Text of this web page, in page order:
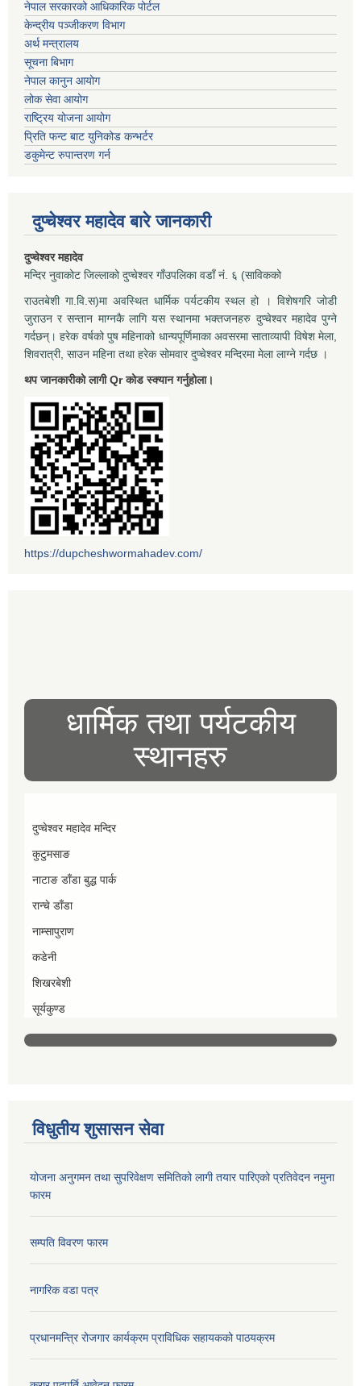
नेपाल सरकारको आधिकारिक पोर्टल
केन्द्रीय पञ्जीकरण विभाग
अर्थ मन्त्रालय
सूचना बिभाग
नेपाल कानुन आयोग
लोक सेवा आयोग
राष्ट्रिय योजना आयोग
प्रिति फन्ट बाट युनिकोड कन्भर्टर
डकुमेन्ट रुपान्तरण गर्न
दुप्चेश्वर महादेव बारे जानकारी
दुप्चेश्वर महादेव
मन्दिर नुवाकोट जिल्लाको दुप्चेश्वर गाँउपलिका वडाँ नं. ६ (साविकको
राउतबेशी गा.वि.स)मा अवस्थित धार्मिक पर्यटकीय स्थल हो । विशेषगरि जोडी
जुराउन र सन्तान माग्नकै लागि यस स्थानमा भक्तजनहरु दुप्चेश्वर महादेव पुग्ने
गर्दछन्। हरेक वर्षको पुष महिनाको धान्यपूर्णिमाका अवसरमा साताव्यापी विषेश मेला,
शिवरात्री, साउन महिना तथा हरेक सोमवार दुप्चेश्वर मन्दिरमा मेला लाग्ने गर्दछ ।
थप जानकारीको लागी Qr कोड स्क्यान गर्नुहोला।
https://dupcheshwormahadev.com/
धार्मिक तथा पर्यटकीय
स्थानहरु
दुप्चेश्वर महादेव मन्दिर
कुटुमसाङ
नाटाङ डाँडा बुद्ध पार्क
रान्चे डाँडा
नाम्सापुराण
कडेनी
शिखरबेशी
सूर्यकुण्ड
विधुतीय शुसासन सेवा
योजना अनुगमन तथा सुपरिवेक्षण समितिको लागी तयार पारिएको प्रतिवेदन नमुना
फारम
सम्पति विवरण फारम
नागरिक वडा पत्र
प्रधानमन्त्रि रोजगार कार्यक्रम प्राविधिक सहायकको पाठयक्रम